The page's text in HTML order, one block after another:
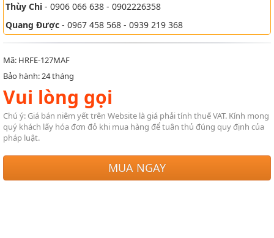
Thùy Chi - 0906 066 638 - 0902226358
Quang Được - 0967 458 568 - 0939 219 368
Mã: HRFE-127MAF
Bảo hành: 24 tháng
Vui lòng gọi
Chú ý: Giá bán niêm yết trên Website là giá phải tính thuế VAT. Kính mong
quý khách lấy hóa đơn đỏ khi mua hàng để tuân thủ đúng quy định của
pháp luật.
MUA NGAY